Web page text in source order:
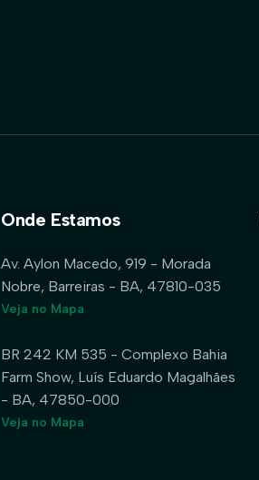
Onde Estamos
Av. Aylon Macedo, 919 - Morada
Nobre, Barreiras - BA, 47810-035
Veja no Mapa
BR 242 KM 535 - Complexo Bahia
Farm Show, Luís Eduardo Magalhães
- BA, 47850-000
Veja no Mapa